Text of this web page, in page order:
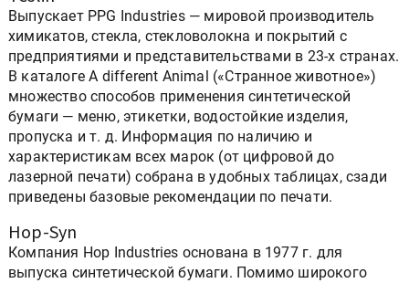
Выпускает PPG Industries — мировой производитель
химикатов, стекла, стекловолокна и покрытий с
предприятиями и представительствами в 23-х странах.
В каталоге A different Animal («Странное животное»)
множество способов применения синтетической
бумаги — меню, этикетки, водостойкие изделия,
пропуска и т. д. Информация по наличию и
характеристикам всех марок (от цифровой до
лазерной печати) собрана в удобных таблицах, сзади
приведены базовые рекомендации по печати.
Hop-Syn
Компания Hop Industries основана в 1977 г. для
выпуска синтетической бумаги. Помимо широкого